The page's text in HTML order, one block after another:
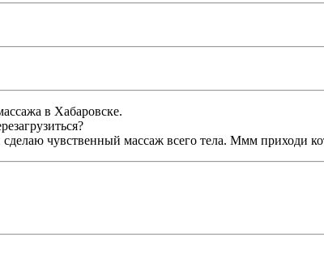
в Хабаровске.
чувственный массаж всего тела. Ммм приходи